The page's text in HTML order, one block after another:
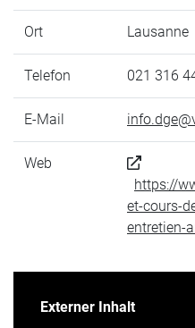
Ort Lausanne
Telefon 021 316
E-Mail
Web
https://
et-cours-
entretien-
Externer Inhalt